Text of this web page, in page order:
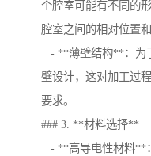
个腔室可能有不同的
腔室之间的相对位置和
- **薄壁结构**：为
壁设计，这对加工过
要求。
### 3. **材料选择**
- **高导电性材料**